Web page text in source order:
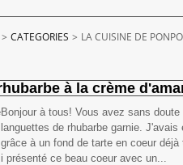
> CATEGORIES > LA CUISINE DE
à la crème
Bonjour à tous! Vous avez sans
languettes de rhubarbe garnie.
grâce à un fond de tarte en coeur
i présenté ce beau coeur avec un...